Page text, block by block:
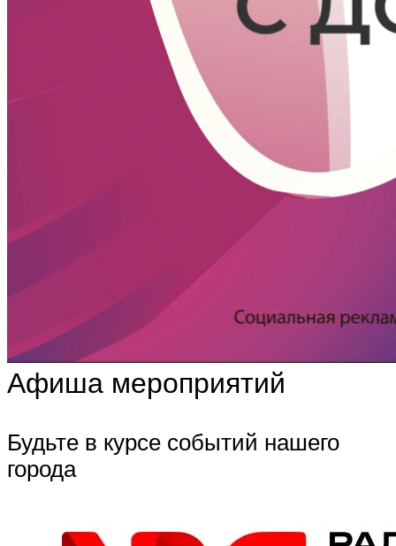
Афиша мероприятий
Будьте в курсе событий нашего
города